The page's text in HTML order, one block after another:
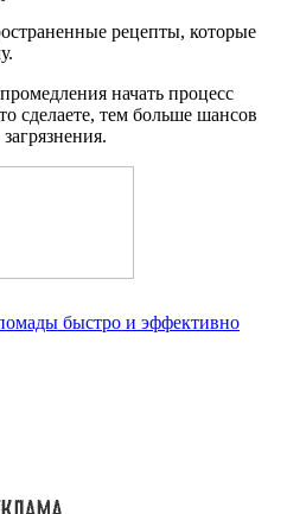
рецепты, которые
начать процесс
сделаете, тем больше шансов
быстро и эффективно